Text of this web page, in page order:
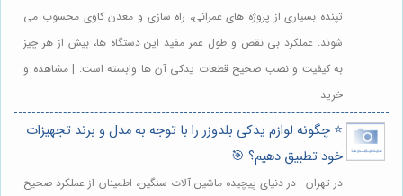
تپنده بسیاری از پروژه های عمرانی، راه سازی و معدن کاوی محسوب می
شوند. عملکرد بی نقص و طول عمر مفید این دستگاه ها، بیش از هر چیز
به کیفیت و نصب صحیح قطعات یدکی آن ها وابسته است. | مشاهده و
خرید
⭐️ چگونه لوازم یدکی بلدوزر را با توجه به مدل و برند تجهیزات
خود تطبیق دهیم؟ 🎯
در تهران - در دنیای پیچیده ماشین آلات سنگین، اطمینان از عملکرد صحیح